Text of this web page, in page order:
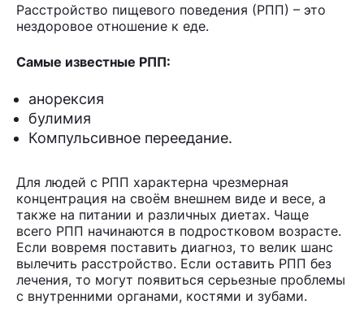
Расстройство пищевого поведения (РПП) – это
нездоровое отношение к еде.
Самые известные РПП:
анорексия
булимия
Компульсивное переедание.
Для людей с РПП характерна чрезмерная
концентрация на своём внешнем виде и весе, а
также на питании и различных диетах. Чаще
всего РПП начинаются в подростковом возрасте.
Если вовремя поставить диагноз, то велик шанс
вылечить расстройство. Если оставить РПП без
лечения, то могут появиться серьезные проблемы
с внутренними органами, костями и зубами.